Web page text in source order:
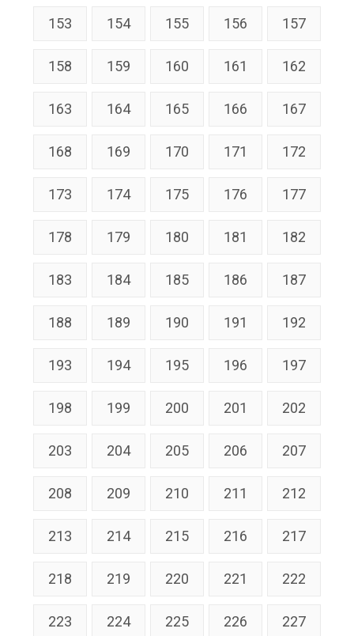
153 154 155 156 157
158 159 160 161 162
163 164 165 166 167
168 169 170 171 172
173 174 175 176 177
178 179 180 181 182
183 184 185 186 187
188 189 190 191 192
193 194 195 196 197
198 199 200 201 202
203 204 205 206 207
208 209 210 211 212
213 214 215 216 217
218 219 220 221 222
223 224 225 226 227